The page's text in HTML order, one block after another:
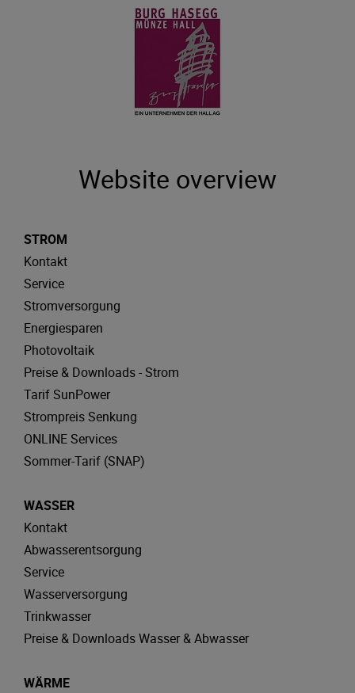
Website overview
STROM
Kontakt
Service
Stromversorgung
Energiesparen
Photovoltaik
Preise & Downloads - Strom
Tarif SunPower
Strompreis Senkung
ONLINE Services
Sommer-Tarif (SNAP)
WASSER
Kontakt
Abwasserentsorgung
Service
Wasserversorgung
Trinkwasser
Preise & Downloads Wasser & Abwasser
WÄRME